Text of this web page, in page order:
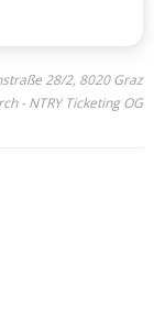
28/2, 8020 Graz
- NTRY Ticketing OG